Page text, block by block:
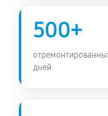
500+
дней